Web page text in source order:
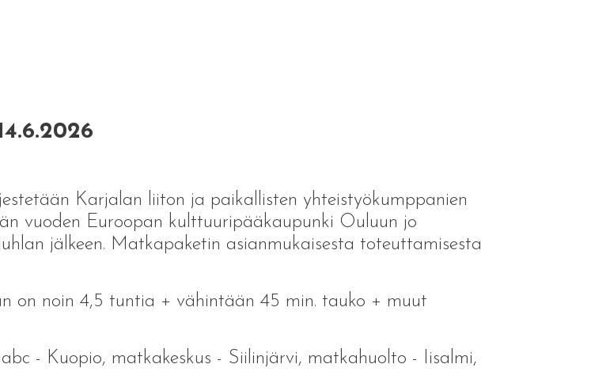
Karjalan liiton ja paikallisten yhteistyökumppanien
vuoden Euroopan kulttuuripääkaupunki Ouluun jo
jälkeen. Matkapaketin asianmukaisesta toteuttamisesta
on noin 4,5 tuntia + vähintään 45 min. tauko + muut
- Kuopio, matkakeskus - Siilinjärvi, matkahuolto - Iisalmi,